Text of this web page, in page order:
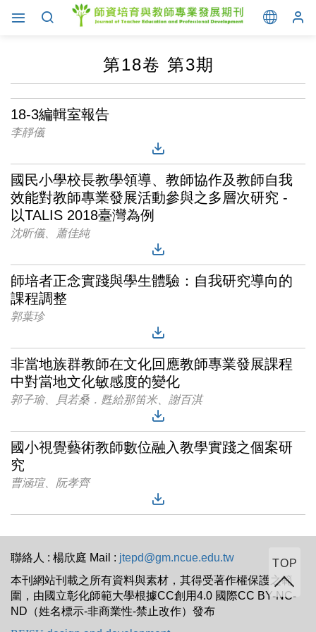
第18卷 第3期
18-3編輯室報告
李靜儀
國民小學校長教學領導、教師協作及教師自我
效能對教師專業發展活動參與之多層次研究 -
以TALIS 2018臺灣為例
沈昕儀、蕭佳純
師培者正念實踐與學生體驗：自我研究導向的
課程調整
郭葉珍
非當地族群教師在文化回應教師專業發展課程
中對當地文化敏感度的變化
郭子瑜、貝若桑．甦給那笛米、謝百淇
國小視覺藝術教師數位融入教學實踐之個案研
究
曹涵瑄、阮孝齊
TOP
聯絡人 : 楊欣庭 Mail : jtepd@gm.ncue.edu.tw
本刊網站刊載之所有資料與素材，其得受著作權保護之範
圍，由國立彰化師範大學根據CC創用4.0 國際CC BY-NC-
ND（姓名標示-非商業性-禁止改作）發布